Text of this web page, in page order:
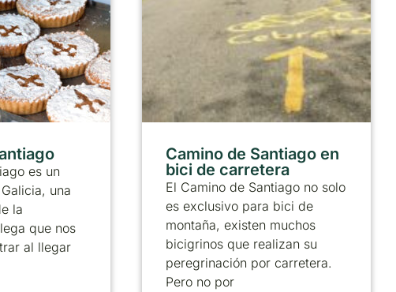
es un
una
la
que nos
al llegar
Camino de Santiago en
bici de carretera
El Camino de Santiago no solo
es exclusivo para bici de
montaña, existen muchos
bicigrinos que realizan su
peregrinación por carretera.
Pero no por